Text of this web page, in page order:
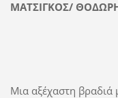
ΜΑΤΣΙΓΚΟΣ/
Μια αξέχαστη βραδιά